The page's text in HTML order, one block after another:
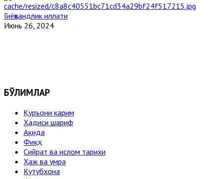
Гиёҳвандлик иллати
Июнь 26, 2024
БЎЛИМЛАР
Қуръони карим
Ҳадиси шариф
Ақида
Фиқҳ
Сийрат ва ислом тарихи
Ҳаж ва умра
Кутубхона